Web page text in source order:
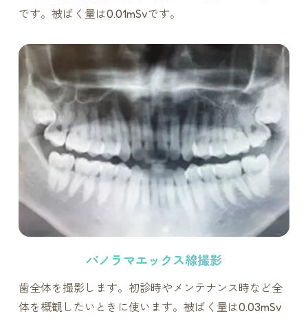
です。被ばく量は0.01mSvです。
パノラマエックス線撮影
歯全体を撮影します。初診時やメンテナンス時など全
体を概観したいときに使います。被ばく量は0.03mSv